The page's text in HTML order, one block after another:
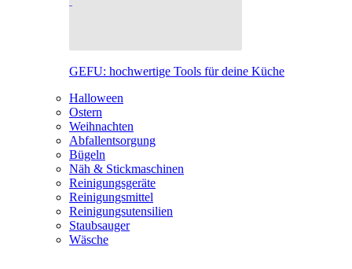
GEFU: hochwertige Tools für deine Küche
Halloween
Ostern
Weihnachten
Abfallentsorgung
Bügeln
Näh & Stickmaschinen
Reinigungsgeräte
Reinigungsmittel
Reinigungsutensilien
Staubsauger
Wäsche